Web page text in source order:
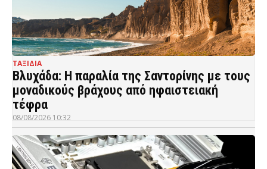
ΤΑΞΙΔΙΑ
Βλυχάδα: Η παραλία της Σαντορίνης με τους
μοναδικούς βράχους από ηφαιστειακή
τέφρα
08/08/2026 10:32